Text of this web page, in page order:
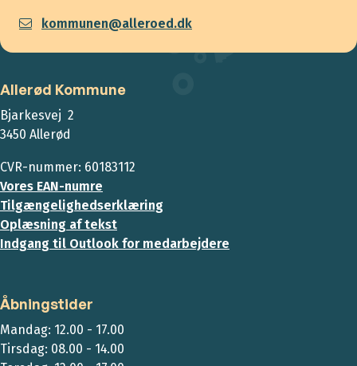
kommunen@alleroed.dk
Allerød Kommune
Bjarkesvej 2
3450 Allerød
CVR-nummer: 60183112
Vores EAN-numre
Tilgængelighedserklæring
Oplæsning af tekst
Indgang til Outlook for medarbejdere
Åbningstider
Mandag: 12.00 - 17.00
Tirsdag: 08.00 - 14.00